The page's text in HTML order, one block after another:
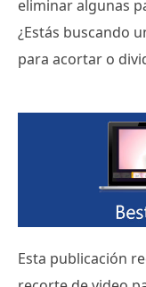
eliminar algunas
¿Estás buscando
para acortar o
Esta publicación